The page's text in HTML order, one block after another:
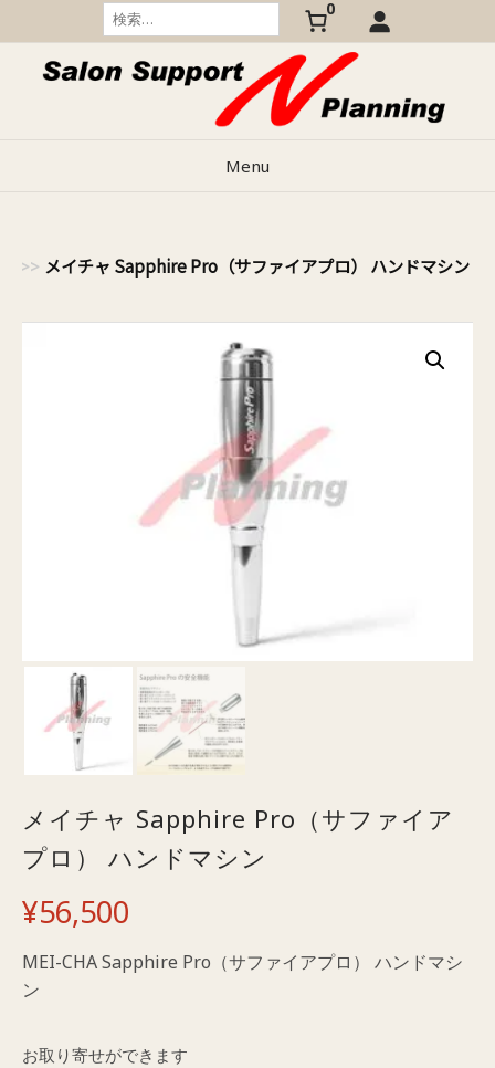
to
content
検
索:
0
Menu
>> メイチャ Sapphire Pro（サファイアプロ） ハンドマシン
メイチャ Sapphire Pro（サファイア
プロ） ハンドマシン
¥56,500
MEI-CHA Sapphire Pro（サファイアプロ） ハンドマシ
ン
お取り寄せができます